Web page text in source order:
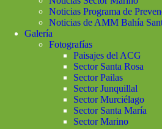
Noticias Programa de
Noticias de AMM Bahía
Galería
Fotografías
Paisajes del ACG
Sector Santa Rosa
Sector Pailas
Sector Junquillal
Sector Murciélago
Sector Santa María
Sector Marino